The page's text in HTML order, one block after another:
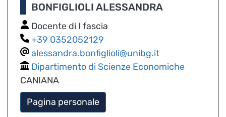
BONFIGLIOLI ALESSANDRA
Docente di I fascia
0352052129
alessandra.bonfiglioli@unibg.it
Dipartimento di Scienze Economiche
CANIANA
Pagina personale